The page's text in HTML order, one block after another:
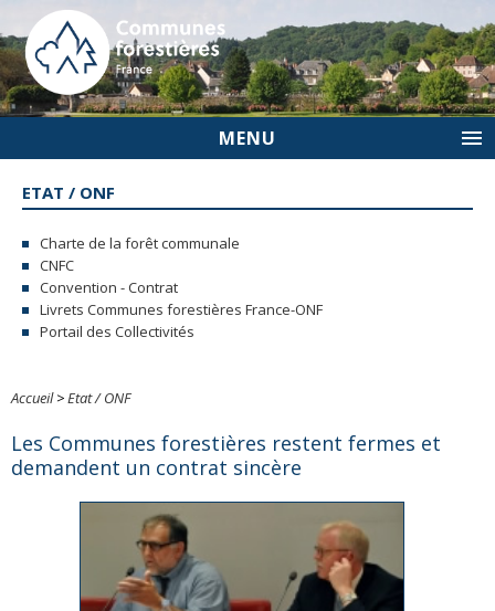
MENU
ETAT / ONF
Charte de la forêt communale
CNFC
Convention - Contrat
Livrets Communes forestières France-ONF
Portail des Collectivités
Accueil>Etat / ONF
Les Communes forestières restent fermes et
demandent un contrat sincère